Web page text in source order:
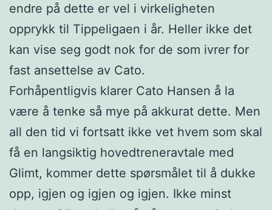
endre på dette er vel i virkeligheten
opprykk til Tippeligaen i år. Heller ikke det
kan vise seg godt nok for de som ivrer for
fast ansettelse av Cato.
Forhåpentligvis klarer Cato Hansen å la
være å tenke så mye på akkurat dette. Men
all den tid vi fortsatt ikke vet hvem som skal
få en langsiktig hovedtreneravtale med
Glimt, kommer dette spørsmålet til å dukke
opp, igjen og igjen og igjen. Ikke minst